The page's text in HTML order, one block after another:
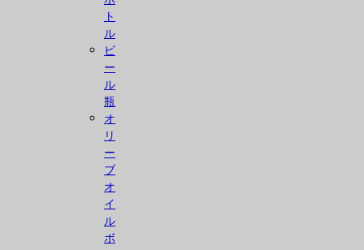
ト
ル
ビ
ー
ル
瓶
オ
リ
ー
ブ
オ
イ
ル
ボ